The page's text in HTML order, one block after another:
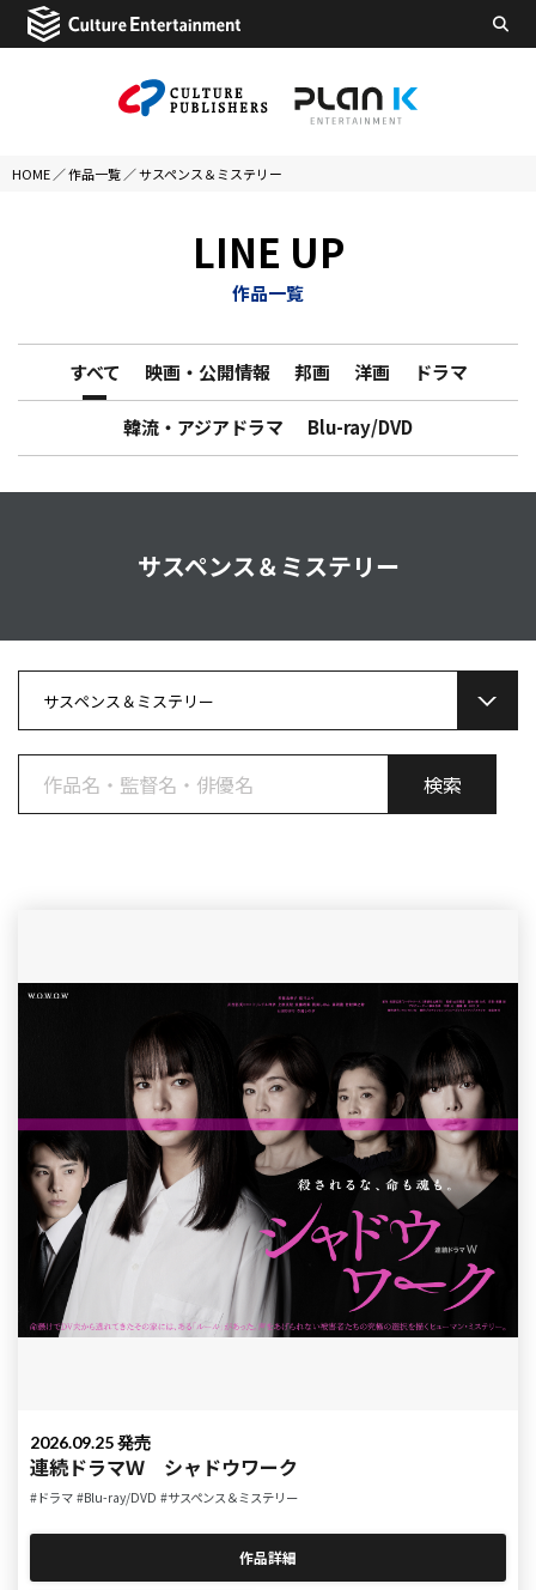
HOME ／作品一覧 ／サスペンス＆ミステリー
LINE UP
作品一覧
すべて 映画・公開情報 邦画 洋画 ドラマ
韓流・アジアドラマ Blu-ray/DVD
サスペンス＆ミステリー
サスペンス＆ミステリー
2026.09.25 発売
連続ドラマＷ シャドウワーク
#ドラマ #Blu-ray/DVD #サスペンス＆ミステリー
作品詳細